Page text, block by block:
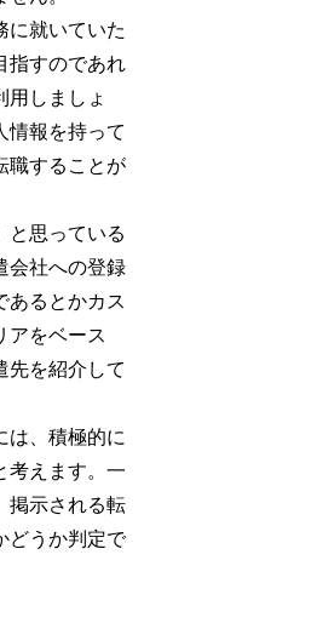
に就いていた
指すのであれ
用しましょ
情報を持って
職することが
と思っている
会社への登録
あるとかカス
アをベース
先を紹介して
は、積極的に
考えます。一
掲示される転
どうか判定で